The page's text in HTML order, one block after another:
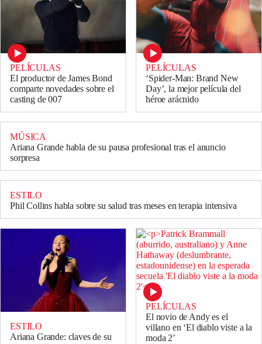
PELÍCULAS
El productor de James Bond
comparte novedades sobre el
casting de 007
PELÍCULAS
‘Spider-Man: Brand New
Day’, la mejor película del
héroe arácnido
MÚSICA
Ariana Grande habla de su pausa profesional tras el anuncio
sorpresa
ESTILO
Phil Collins habla sobre su salud tras meses en terapia intensiva
ESTILO
Ariana Grande: claves de su
PELÍCULAS
El novio de Andy es el
villano en ‘El diablo viste a la
moda 2’